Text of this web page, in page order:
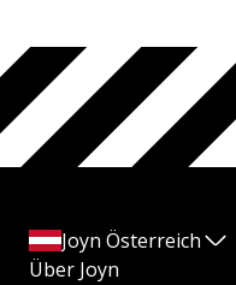
Joyn Österreich
Über Joyn